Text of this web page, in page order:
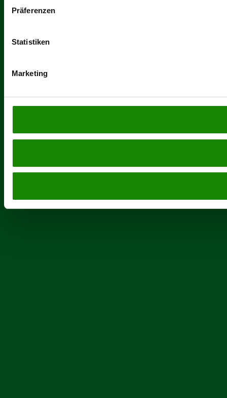
Präferenzen
Statistiken
Marketing